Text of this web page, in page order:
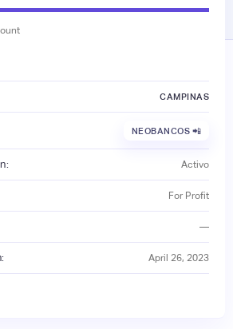
CAMPINAS
NEOBANCOS 📲
Activo
For Profit
—
April 26, 2023